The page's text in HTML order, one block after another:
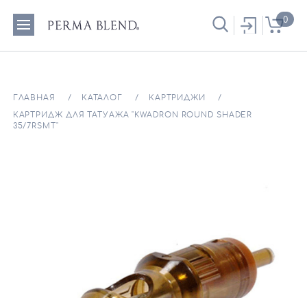
0
ГЛАВНАЯ КАТАЛОГ КАРТРИДЖИ
КАРТРИДЖ ДЛЯ ТАТУАЖА "KWADRON ROUND SHADER
35/7RSMT"